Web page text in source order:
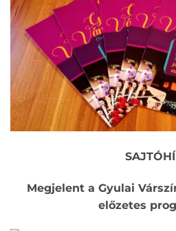
Megjelent a Gyulai
előzetes